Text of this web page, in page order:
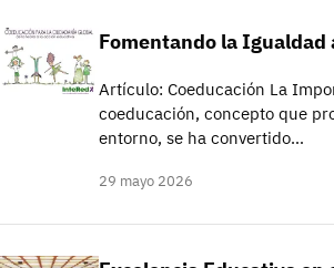
Fomentando la Igualdad
Artículo: Coeducación La
coeducación, concepto que
entorno, se ha convertido…
29 mayo 2026